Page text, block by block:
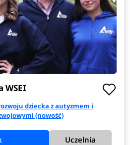
WSEI
dziecka z autyzmem i
(nowość)
Uczelnia